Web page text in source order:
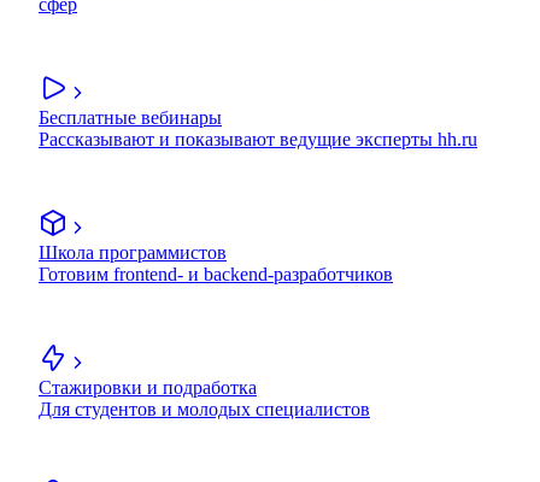
сфер
Бесплатные вебинары
Рассказывают и показывают ведущие эксперты hh.ru
Школа программистов
Готовим frontend- и backend-разработчиков
Стажировки и подработка
Для студентов и молодых специалистов